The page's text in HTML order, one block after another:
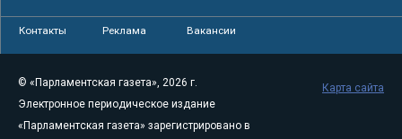
Контакты Реклама Вакансии
© «Парламентская газета», 2026 г.
Электронное периодическое издание
«Парламентская газета» зарегистрировано в
Карта сайта